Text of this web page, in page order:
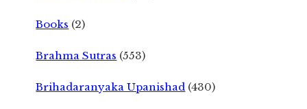
Books (2)
Brahma Sutras (553)
Brihadaranyaka Upanishad (430)